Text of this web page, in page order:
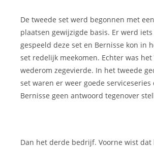
De tweede set werd begonnen met
plaatsen gewijzigde basis. Er werd
gespeeld deze set en Bernisse kon in
set redelijk meekomen. Echter was het
wederom zegevierde. In het tweede
set waren er weer goede serviceseries
Bernisse geen antwoord tegenover
Dan het derde bedrijf. Voorne wist